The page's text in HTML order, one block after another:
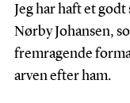
Jeg har haft et
Nørby Johansen,
fremragende
arven efter ham.